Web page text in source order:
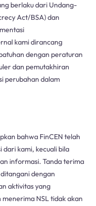
berlaku dari Undang-
Act/BSA) dan
kami dirancang
dengan peraturan
dan pemutakhiran
perubahan dalam
bahwa FinCEN telah
kami, kecuali bila
informasi. Tanda terima
dengan
aktivitas yang
menerima NSL tidak akan